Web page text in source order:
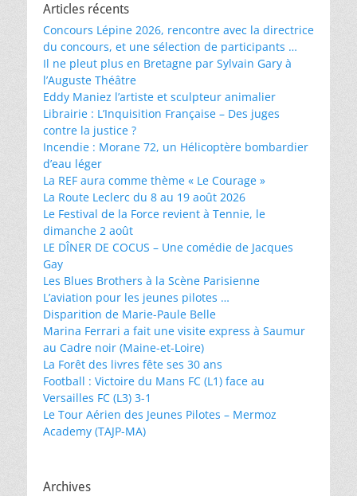
Articles récents
Concours Lépine 2026, rencontre avec la directrice
du concours, et une sélection de participants …
Il ne pleut plus en Bretagne par Sylvain Gary à
l’Auguste Théâtre
Eddy Maniez l’artiste et sculpteur animalier
Librairie : L’Inquisition Française – Des juges
contre la justice ?
Incendie : Morane 72, un Hélicoptère bombardier
d’eau léger
La REF aura comme thème « Le Courage »
La Route Leclerc du 8 au 19 août 2026
Le Festival de la Force revient à Tennie, le
dimanche 2 août
LE DÎNER DE COCUS – Une comédie de Jacques
Gay
Les Blues Brothers à la Scène Parisienne
L’aviation pour les jeunes pilotes …
Disparition de Marie-Paule Belle
Marina Ferrari a fait une visite express à Saumur
au Cadre noir (Maine-et-Loire)
La Forêt des livres fête ses 30 ans
Football : Victoire du Mans FC (L1) face au
Versailles FC (L3) 3-1
Le Tour Aérien des Jeunes Pilotes – Mermoz
Academy (TAJP-MA)
Archives